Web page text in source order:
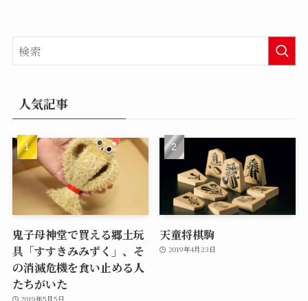
人気記事
鬼子母神堂で買える郷土玩
具「すすきみみずく」、そ
の消滅危機を食い止める人
たちがいた
2019年5月5日
天童将棋駒
2019年4月23日